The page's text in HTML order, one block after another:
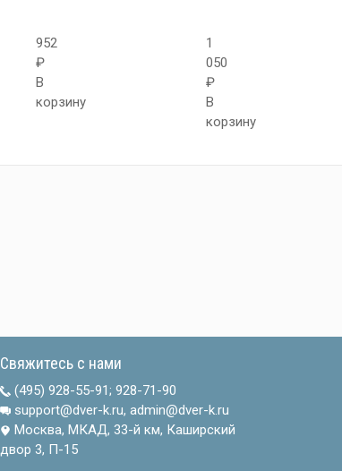
952
₽
В
корзину
1
050
₽
В
корзину
Свяжитесь с нами
(495) 928-55-91; 928-71-90
support@dver-k.ru, admin@dver-k.ru
Москва, МКАД, 33-й км, Каширский
двор 3, П-15